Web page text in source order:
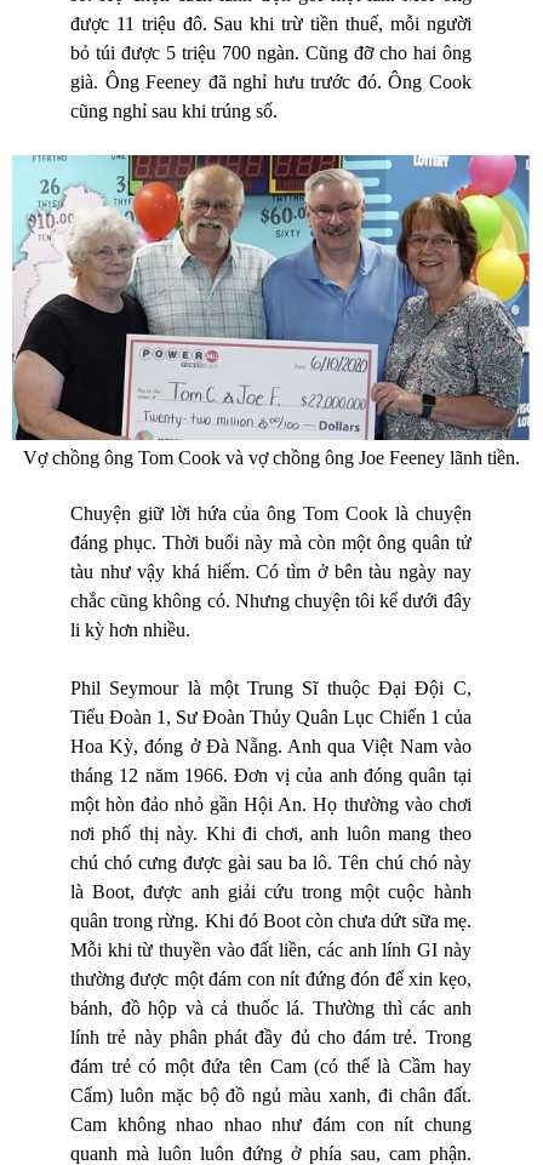
được 11 triệu đô. Sau khi trừ tiền thuế, mỗi người
bỏ túi được 5 triệu 700 ngàn. Cũng đỡ cho hai ông
già. Ông Feeney đã nghỉ hưu trước đó. Ông Cook
cũng nghỉ sau khi trúng số.
Vợ chồng ông Tom Cook và vợ chồng ông Joe Feeney lãnh tiền.
Chuyện giữ lời hứa của ông Tom Cook là chuyện
đáng phục. Thời buổi này mà còn một ông quân tử
tàu như vậy khá hiếm. Có tìm ở bên tàu ngày nay
chắc cũng không có. Nhưng chuyện tôi kể dưới đây
li kỳ hơn nhiều.
Phil Seymour là một Trung Sĩ thuộc Đại Đội C,
Tiểu Đoàn 1, Sư Đoàn Thủy Quân Lục Chiến 1 của
Hoa Kỳ, đóng ở Đà Nẵng. Anh qua Việt Nam vào
tháng 12 năm 1966. Đơn vị của anh đóng quân tại
một hòn đảo nhỏ gần Hội An. Họ thường vào chơi
nơi phố thị này. Khi đi chơi, anh luôn mang theo
chú chó cưng được gài sau ba lô. Tên chú chó này
là Boot, được anh giải cứu trong một cuộc hành
quân trong rừng. Khi đó Boot còn chưa dứt sữa mẹ.
Mỗi khi từ thuyền vào đất liền, các anh lính GI này
thường được một đám con nít đứng đón để xin kẹo,
bánh, đồ hộp và cả thuốc lá. Thường thì các anh
lính trẻ này phân phát đầy đủ cho đám trẻ. Trong
đám trẻ có một đứa tên Cam (có thể là Cầm hay
Cẩm) luôn mặc bộ đồ ngủ màu xanh, đi chân đất.
Cam không nhao nhao như đám con nít chung
quanh mà luôn luôn đứng ở phía sau, cam phận.